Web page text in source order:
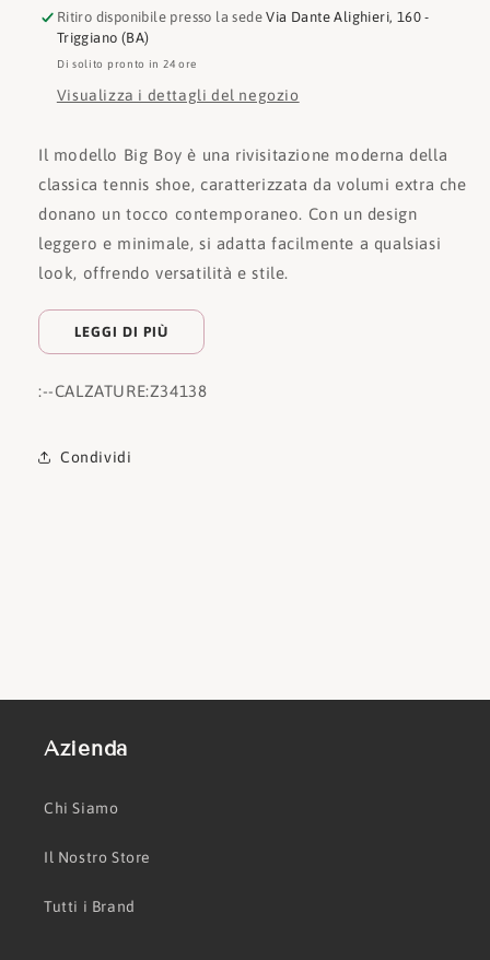
Ritiro disponibile presso la sedeVia Dante Alighieri, 160 -
Triggiano (BA)
Di solito pronto in 24 ore
Visualizza i dettagli del negozio
Il modello Big Boy è una rivisitazione moderna della
classica tennis shoe, caratterizzata da volumi extra che
donano un tocco contemporaneo. Con un design
leggero e minimale, si adatta facilmente a qualsiasi
look, offrendo versatilità e stile.
LEGGI DI PIÙ
:--CALZATURE:Z34138
Condividi
Azienda
Chi Siamo
Il Nostro Store
Tutti i Brand